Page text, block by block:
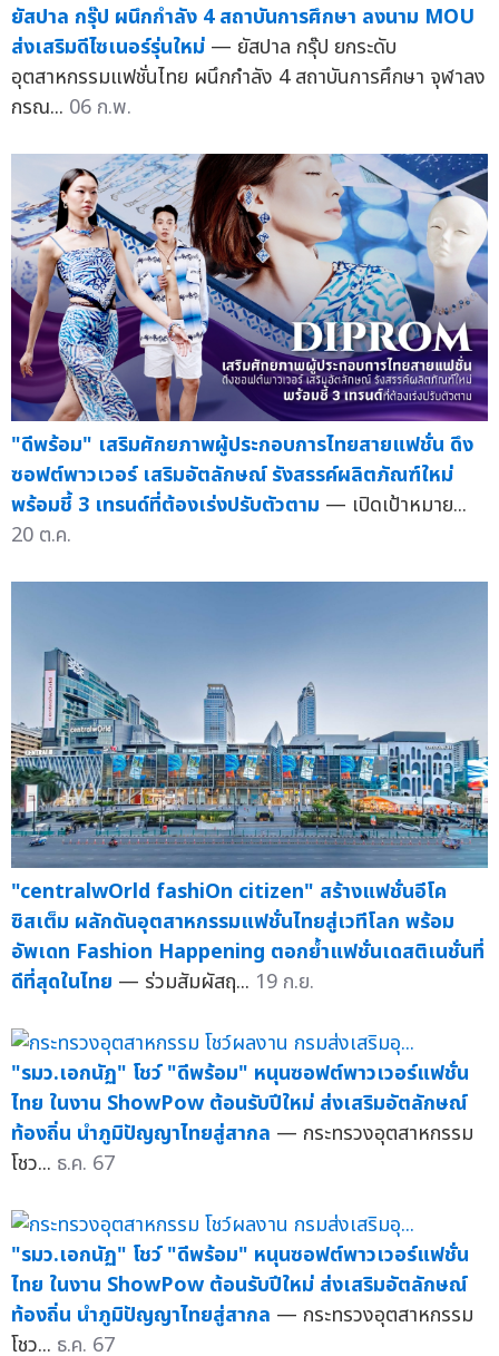
ยัสปาล กรุ๊ป ผนึกกำลัง 4 สถาบันการศึกษา ลงนาม MOU
ส่งเสริมดีไซเนอร์รุ่นใหม่ — ยัสปาล กรุ๊ป ยกระดับ
อุตสาหกรรมแฟชั่นไทย ผนึกกำลัง 4 สถาบันการศึกษา จุฬาลง
กรณ... 06 ก.พ.
"ดีพร้อม" เสริมศักยภาพผู้ประกอบการไทยสายแฟชั่น ดึง
ซอฟต์พาวเวอร์ เสริมอัตลักษณ์ รังสรรค์ผลิตภัณฑ์ใหม่
พร้อมชี้ 3 เทรนด์ที่ต้องเร่งปรับตัวตาม — เปิดเป้าหมาย...
20 ต.ค.
"centralwOrld fashiOn citizen" สร้างแฟชั่นอีโค
ซิสเต็ม ผลักดันอุตสาหกรรมแฟชั่นไทยสู่เวทีโลก พร้อม
อัพเดท Fashion Happening ตอกย้ำแฟชั่นเดสติเนชั่นที่
ดีที่สุดในไทย — ร่วมสัมผัสฤ... 19 ก.ย.
"รมว.เอกนัฏ" โชว์ "ดีพร้อม" หนุนซอฟต์พาวเวอร์แฟชั่น
ไทย ในงาน ShowPow ต้อนรับปีใหม่ ส่งเสริมอัตลักษณ์
ท้องถิ่น นำภูมิปัญญาไทยสู่สากล — กระทรวงอุตสาหกรรม
โชว... ธ.ค. 67
"รมว.เอกนัฏ" โชว์ "ดีพร้อม" หนุนซอฟต์พาวเวอร์แฟชั่น
ไทย ในงาน ShowPow ต้อนรับปีใหม่ ส่งเสริมอัตลักษณ์
ท้องถิ่น นำภูมิปัญญาไทยสู่สากล — กระทรวงอุตสาหกรรม
โชว... ธ.ค. 67